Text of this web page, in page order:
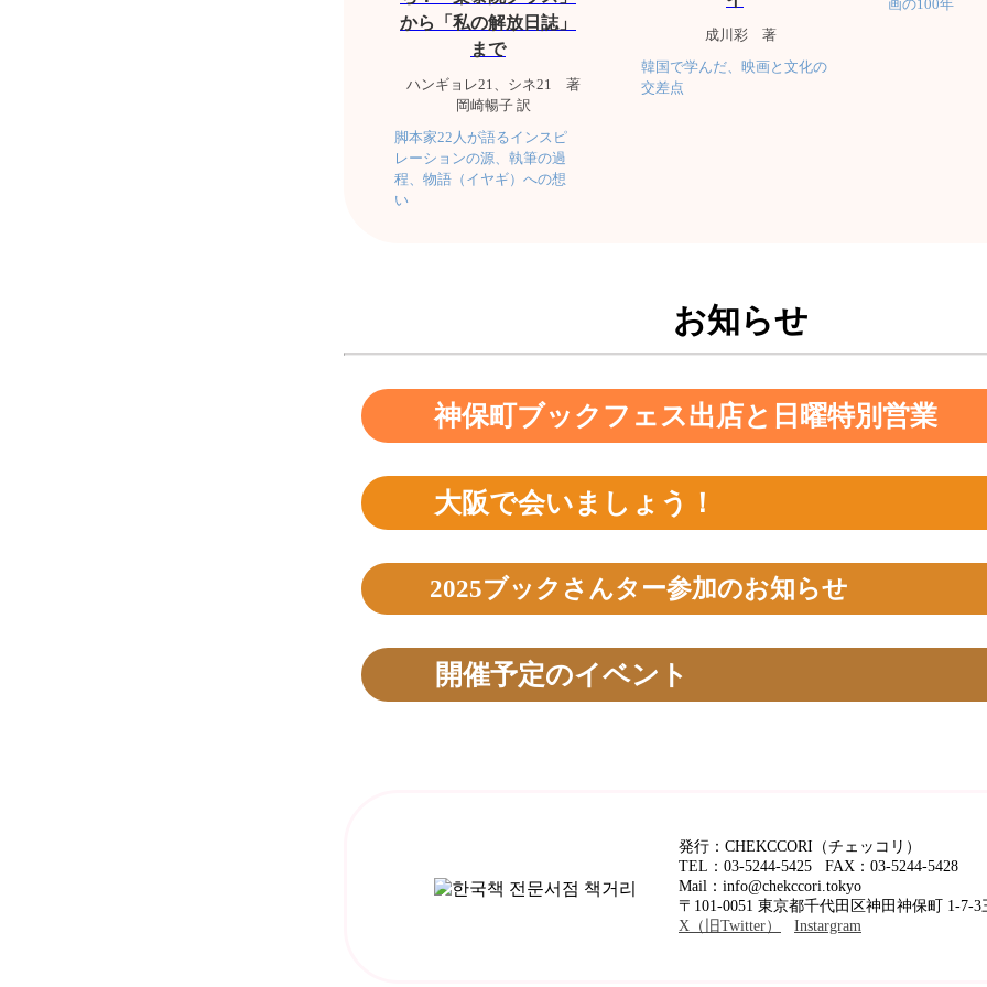
から「私の解放日誌」
まで
ハンギョレ21、シネ21 著
岡崎暢子 訳
脚本家22人が語るインスピ
レーションの源、執筆の過
程、物語（イヤギ）への想
い
成川彩 著
韓国で学んだ、映画と文化の
交差点
画の100年
お知らせ
神保町ブックフェス出店と日曜特別営
大阪で会いましょう！
2025ブックさんター参加のお知ら
開催予定のイベント
発行：CHEKCCORI（チェッコリ）
TEL：03-5244-5425 FAX：03-5244-5428
Mail：info@chekccori.tokyo
〒101-0051 東京都千代田区神田神保町 1-7-3
X（旧Twitter）
Instargram